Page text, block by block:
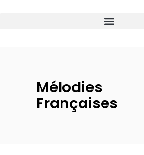
Mélodies
Françaises